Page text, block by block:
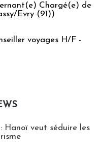
Chargé(e) de
Evry (91))
voyages H/F -
Hanoï veut séduire les